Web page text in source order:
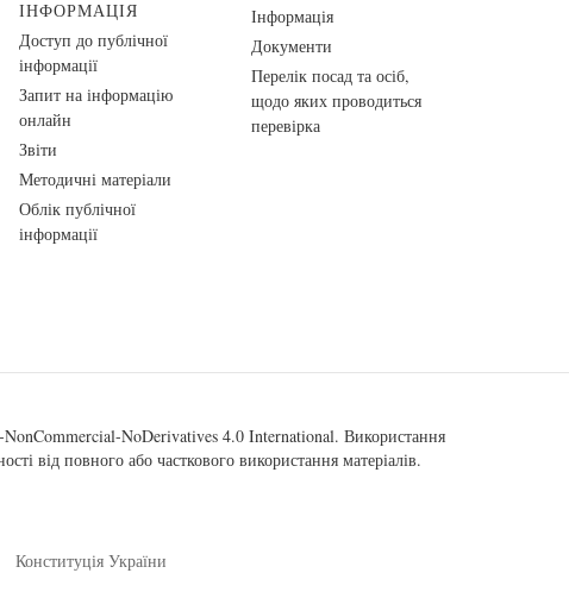
ІНФОРМАЦІЯ
Доступ до публічної
інформації
Запит на інформацію
онлайн
Звіти
Методичні матеріали
Облік публічної
інформації
Інформація
Документи
Перелік посад та осіб,
щодо яких проводиться
перевірка
NoDerivatives 4.0 International. Використання
від повного або часткового використання матеріалів.
Конституція України